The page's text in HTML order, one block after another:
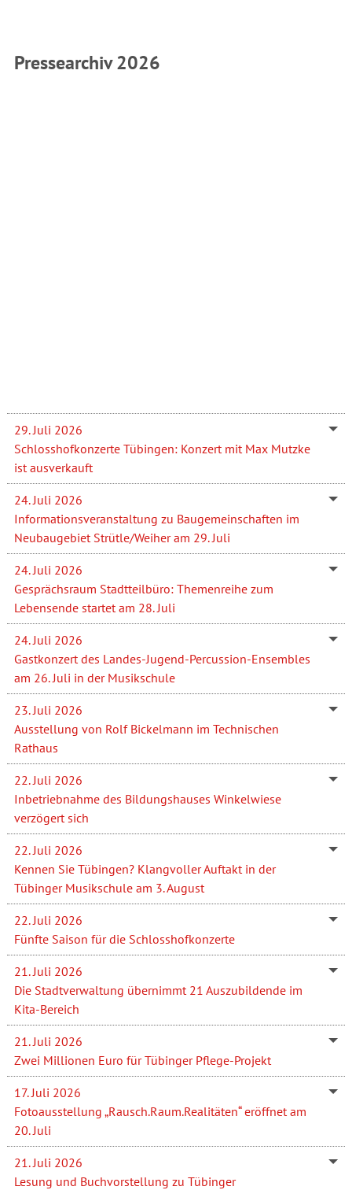
Pressearchiv 2026
29. Juli 2026
Schlosshofkonzerte Tübingen: Konzert mit Max Mutzke
ist ausverkauft
24. Juli 2026
Informationsveranstaltung zu Baugemeinschaften im
Neubaugebiet Strütle/Weiher am 29. Juli
24. Juli 2026
Gesprächsraum Stadtteilbüro: Themenreihe zum
Lebensende startet am 28. Juli
24. Juli 2026
Gastkonzert des Landes-Jugend-Percussion-Ensembles
am 26. Juli in der Musikschule
23. Juli 2026
Ausstellung von Rolf Bickelmann im Technischen
Rathaus
22. Juli 2026
Inbetriebnahme des Bildungshauses Winkelwiese
verzögert sich
22. Juli 2026
Kennen Sie Tübingen? Klangvoller Auftakt in der
Tübinger Musikschule am 3. August
22. Juli 2026
Fünfte Saison für die Schlosshofkonzerte
21. Juli 2026
Die Stadtverwaltung übernimmt 21 Auszubildende im
Kita-Bereich
21. Juli 2026
Zwei Millionen Euro für Tübinger Pflege-Projekt
17. Juli 2026
Fotoausstellung „Rausch.Raum.Realitäten“ eröffnet am
20. Juli
21. Juli 2026
Lesung und Buchvorstellung zu Tübinger